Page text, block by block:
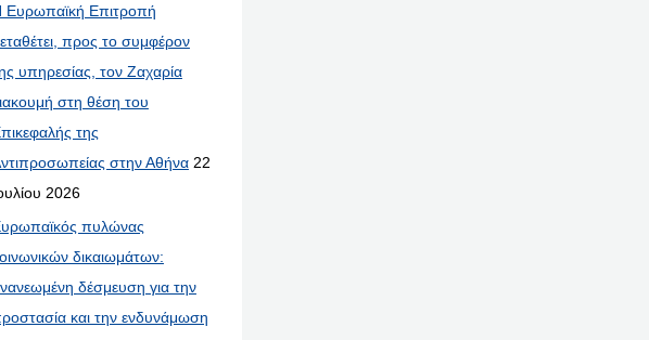
Ευρωπαϊκή Επιτροπή
προς το συμφέρον
υπηρεσίας, τον Ζαχαρία
στη θέση του
της
στην Αθήνα 22
2026
πυλώνας
δικαιωμάτων:
δέσμευση για την
και την ενδυνάμωση